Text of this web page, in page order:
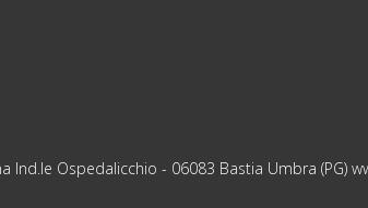
Ind.le Ospedalicchio - 06083 Bastia Umbra (PG)